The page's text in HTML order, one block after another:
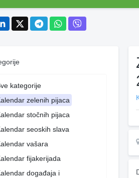
kategorije
zelenih pijaca
stočnih pijaca
seoskih slava
vašara
fijakerijada
događaja i